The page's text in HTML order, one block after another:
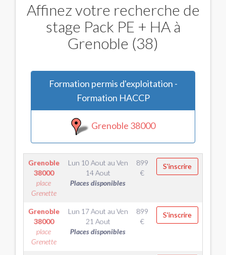
Affinez votre recherche de
stage Pack PE + HA à
Grenoble (38)
Formation permis d'exploitation -
Formation HACCP
Grenoble 38000
Grenoble
38000
place
Grenette
Lun 10 Aout au Ven
14 Aout
Places disponibles
899
€
S'inscrire
Grenoble
38000
place
Grenette
Lun 17 Aout au Ven
21 Aout
Places disponibles
899
€
S'inscrire